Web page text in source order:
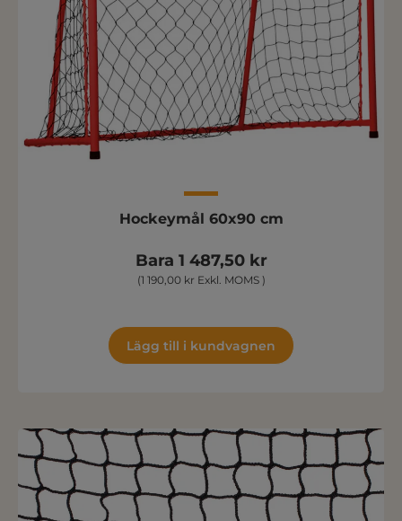
Hockeymål 60x90 cm
Bara 1 487,50 kr
(1 190,00 kr Exkl. MOMS )
Lägg till i kundvagnen